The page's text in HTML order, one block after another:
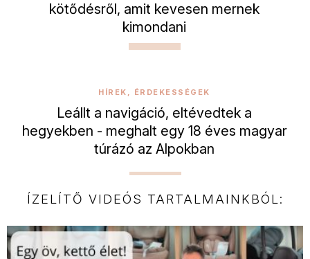
kötődésről, amit kevesen mernek
kimondani
HÍREK, ÉRDEKESSÉGEK
Leállt a navigáció, eltévedtek a
hegyekben - meghalt egy 18 éves magyar
túrázó az Alpokban
ÍZELÍTŐ VIDEÓS TARTALMAINKBÓL: